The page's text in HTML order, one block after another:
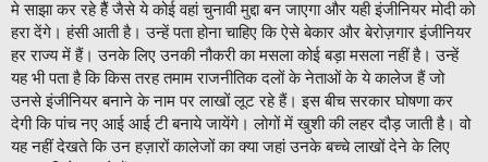
मे साझा कर रहे हैैं जैसे ये कोई वहां चुनावी मुद्दा बन जाएगा और यही इंजीनियर मोदी को
हरा देंगे। हंसी आती है। उन्हें पता होना चाहिए कि ऐसे बेकार और बेरोज़गार इंजीनियर
हर राज्य में हैं। उनके लिए उनकी नौकरी का मसला कोई बड़ा मसला नहीं है। उन्हें
यह भी पता है कि किस तरह तमाम राजनीतिक दलों के नेताओं के ये कालेज हैं जो
उनसे इंजीनियर बनाने के नाम पर लाखों लूट रहे हैं। इस बीच सरकार घोषणा कर
देगी कि पांच नए आई आई टी बनाये जायेंगे। लोगों में खुशी की लहर दौड़ जाती है। वो
यह नहीं देखते कि उन हज़ारों कालेजों का क्या जहां उनके बच्चे लाखों देने के लिए